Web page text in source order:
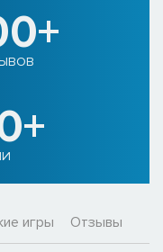
игры Отзывы